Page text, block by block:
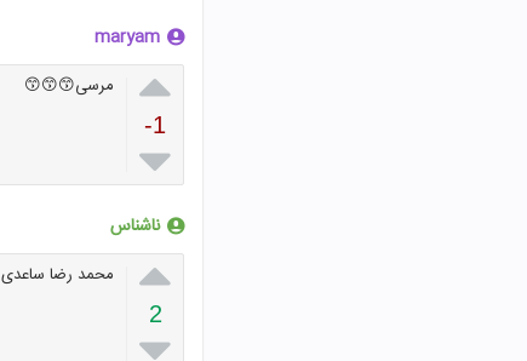
maryam

-1

مرسی😙😙😙
ناشناس

2

محمد رضا ساعدی